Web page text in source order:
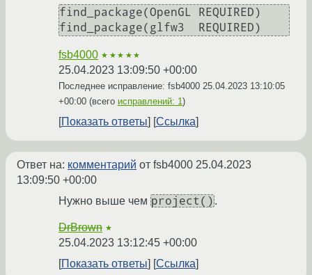
find_package(OpenGL REQUIRED)
fsb4000 ★★★★★
25.04.2023 13:09:50 +00:00
Последнее исправление: fsb4000 25.04.2023 13:10:05
+00:00 (всего исправлений: 1)
Показать ответы Ссылка
Ответ на: комментарий от fsb4000 25.04.2023
13:09:50 +00:00
Нужно выше чем project() .
DrBrown ★
25.04.2023 13:12:45 +00:00
Показать ответы
Ссылка